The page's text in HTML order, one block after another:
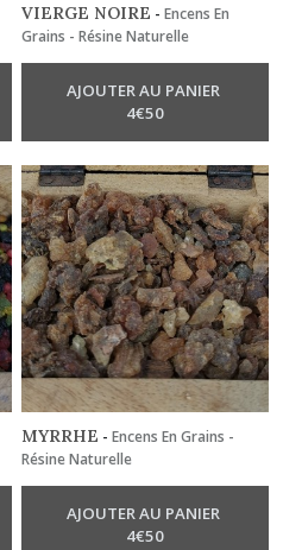
VIERGE NOIRE -Encens En
Grains - Résine Naturelle
AJOUTER AU PANIER
4€50
MYRRHE -Encens En Grains -
Résine Naturelle
AJOUTER AU PANIER
4€50